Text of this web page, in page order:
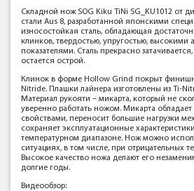
Складной нож SOG Kiku TiNi SG_KU1012 от
стали Aus 8, разработанной японскими
износостойкая сталь, обладающая
клинков, твердостью, упругостью, высокими
показателями. Сталь прекрасно
остается острой.
Клинок в форме Hollow Grind покрыт
Nitride. Плашки лайнера изготовлены из Ti-
Материал рукояти – микарта, который не
уверенно работать ножом. Микарта
свойствами, переносит большие нагрузки
сохраняет эксплуатационные
температурном диапазоне. Нож можно
ситуациях, в том числе, при отрицательных
Высокое качество ножа делают его
долгие годы.
Видеообзор: